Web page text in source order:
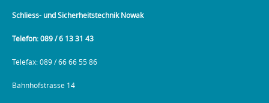
Schliess- und Sicherheitstechnik Nowak
Telefon: 089 / 6 13 31 43
Telefax: 089 / 66 66 55 86
Bahnhofstrasse 14